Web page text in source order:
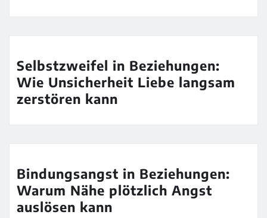
Selbstzweifel in Beziehungen:
Wie Unsicherheit Liebe langsam
zerstören kann
Bindungsangst in Beziehungen:
Warum Nähe plötzlich Angst
auslösen kann